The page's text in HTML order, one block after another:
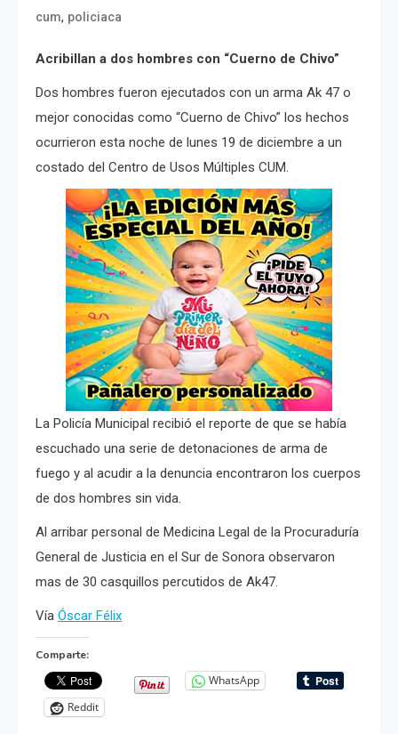
cum, policiaca
Acribillan a dos hombres con “Cuerno de Chivo”
Dos hombres fueron ejecutados con un arma Ak 47 o
mejor conocidas como “Cuerno de Chivo” los hechos
ocurrieron esta noche de lunes 19 de diciembre a un
costado del Centro de Usos Múltiples CUM.
La Policía Municipal recibió el reporte de que se había
escuchado una serie de detonaciones de arma de
fuego y al acudir a la denuncia encontraron los cuerpos
de dos hombres sin vida.
Al arribar personal de Medicina Legal de la Procuraduría
General de Justicia en el Sur de Sonora observaron
mas de 30 casquillos percutidos de Ak47.
Vía Óscar Félix
Comparte:
WhatsApp
Reddit